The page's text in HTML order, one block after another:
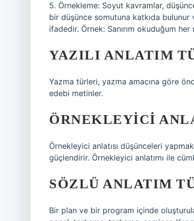
5. Örnekleme: Soyut kavramlar,
bir düşünce somutuna katkıda bulunur
ifadedir. Örnek: Sanırım okuduğum
YAZILI ANLATIM
Yazma türleri, yazma amacına göre
edebi metinler.
ÖRNEKLEYICI
Örnekleyici anlatısı düşünceleri
güçlendirir. Örnekleyici anlatımı ile
SÖZLÜ ANLATIM
Bir plan ve bir program içinde